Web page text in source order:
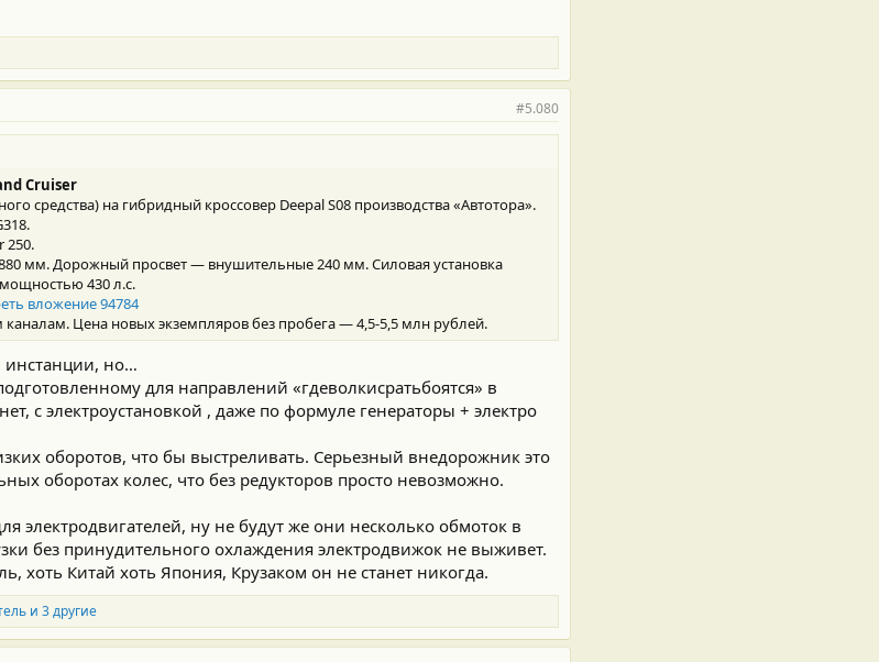
#5.080
Cruiser
средства) на гибридный кроссовер Deepal S08 производства «Автотора».
250.
мм. Дорожный просвет — внушительные 240 мм. Силовая установка
430 л.с.
вложение 94784
каналам. Цена новых экземпляров без пробега — 4,5-5,5 млн рублей.
инстанции, но…
для направлений «гдеволкисратьбоятся» в
с электроустановкой , даже по формуле генераторы + электро
оборотов, что бы выстреливать. Серьезный внедорожник это
оборотах колес, что без редукторов просто невозможно.
электродвигателей, ну не будут же они несколько обмоток в
без принудительного охлаждения электродвижок не выживет.
хоть Китай хоть Япония, Крузаком он не станет никогда.
и 3 другие